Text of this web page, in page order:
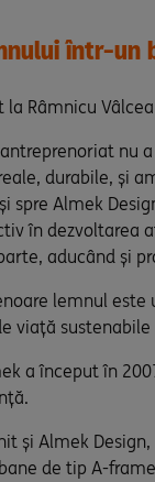
într-un
la Râmnicu
nu
durabile, și
spre Almek
în dezvoltarea
aducând și
lemnul
viață
a început în
și Almek
de tip A-